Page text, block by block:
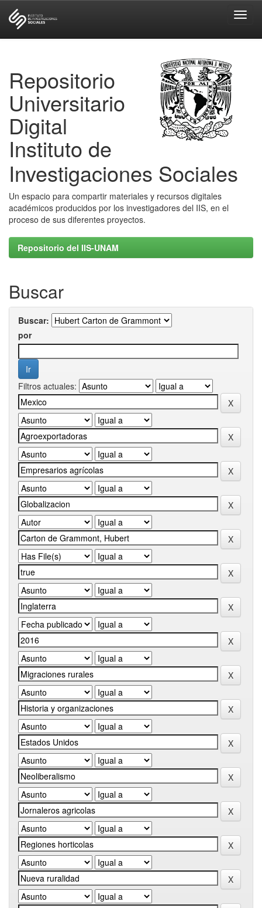
Repositorio
Universitario
Digital
Instituto de
Investigaciones Sociales
Un espacio para compartir materiales y recursos digitales
académicos producidos por los investigadores del IIS, en el
proceso de sus diferentes proyectos.
Repositorio del IIS-UNAM
Buscar
Buscar:
por
Filtros actuales: